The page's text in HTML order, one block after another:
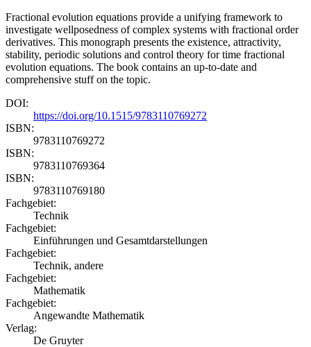
Fractional evolution equations provide a unifying framework to
investigate wellposedness of complex systems with fractional order
derivatives. This monograph presents the existence, attractivity,
stability, periodic solutions and control theory for time fractional
evolution equations. The book contains an up-to-date and
comprehensive stuff on the topic.
DOI:
https://doi.org/10.1515/9783110769272
ISBN:
9783110769272
ISBN:
9783110769364
ISBN:
9783110769180
Fachgebiet:
Technik
Fachgebiet:
Einführungen und Gesamtdarstellungen
Fachgebiet:
Technik, andere
Fachgebiet:
Mathematik
Fachgebiet:
Angewandte Mathematik
Verlag:
De Gruyter